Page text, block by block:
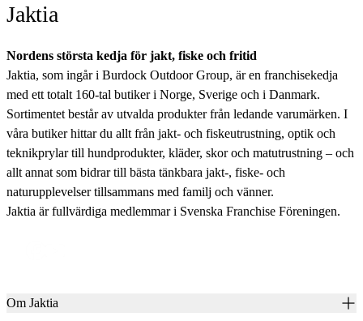
Jaktia
Nordens största kedja för jakt, fiske och fritid
Jaktia, som ingår i Burdock Outdoor Group, är en franchisekedja
med ett totalt 160-tal butiker i Norge, Sverige och i Danmark.
Sortimentet består av utvalda produkter från ledande varumärken. I
våra butiker hittar du allt från jakt- och fiskeutrustning, optik och
teknikprylar till hundprodukter, kläder, skor och matutrustning – och
allt annat som bidrar till bästa tänkbara jakt-, fiske- och
naturupplevelser tillsammans med familj och vänner.
Jaktia är fullvärdiga medlemmar i Svenska Franchise Föreningen.
Om Jaktia